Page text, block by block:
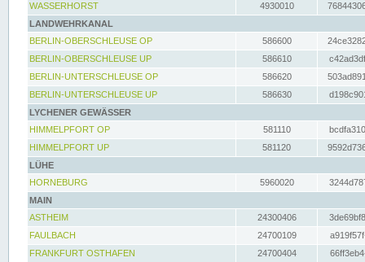
WASSERHORST
4930010
LANDWEHRKANAL
BERLIN-OBERSCHLEUSE OP
586600
BERLIN-OBERSCHLEUSE UP
586610
BERLIN-UNTERSCHLEUSE OP
586620
BERLIN-UNTERSCHLEUSE UP
586630
LYCHENER GEWÄSSER
HIMMELPFORT OP
581110
HIMMELPFORT UP
581120
LÜHE
HORNEBURG
5960020
MAIN
ASTHEIM
24300406
FAULBACH
24700109
FRANKFURT OSTHAFEN
24700404